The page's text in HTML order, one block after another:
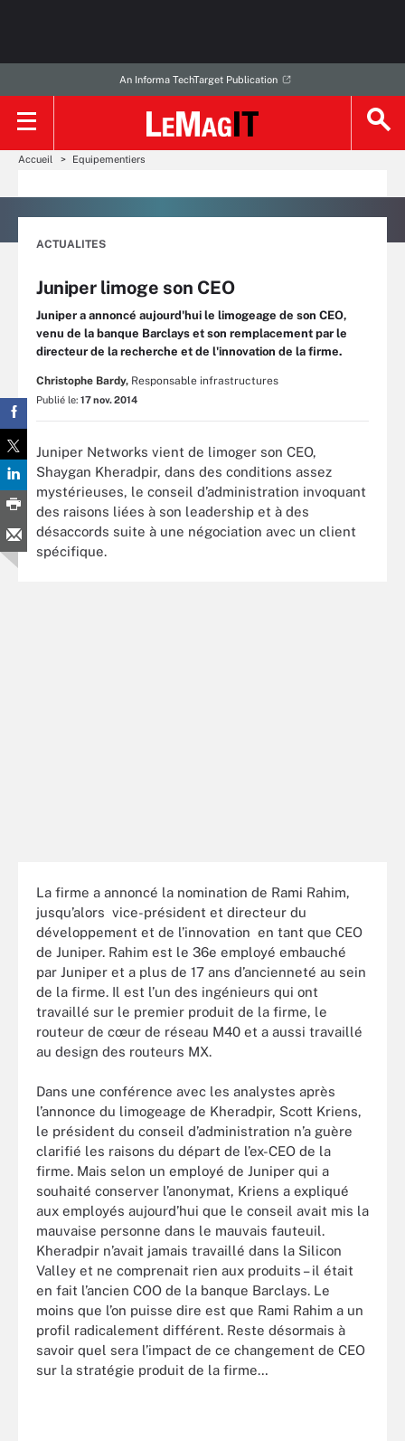
An Informa TechTarget Publication
Accueil Equipementiers
ACTUALITES
Juniper limoge son CEO
Juniper a annoncé aujourd'hui le limogeage de son CEO,
venu de la banque Barclays et son remplacement par le
directeur de la recherche et de l'innovation de la firme.
Christophe Bardy, Responsable infrastructures
Publié le: 17 nov. 2014
Juniper Networks vient de limoger son CEO,
Shaygan Kheradpir, dans des conditions assez
mystérieuses, le conseil d’administration invoquant
des raisons liées à son leadership et à des
désaccords suite à une négociation avec un client
spécifique.
La firme a annoncé la nomination de Rami Rahim,
jusqu’alors vice-président et directeur du
développement et de l’innovation en tant que CEO
de Juniper. Rahim est le 36e employé embauché
par Juniper et a plus de 17 ans d’ancienneté au sein
de la firme. Il est l’un des ingénieurs qui ont
travaillé sur le premier produit de la firme, le
routeur de cœur de réseau M40 et a aussi travaillé
au design des routeurs MX.
Dans une conférence avec les analystes après
l’annonce du limogeage de Kheradpir, Scott Kriens,
le président du conseil d’administration n’a guère
clarifié les raisons du départ de l’ex-CEO de la
firme. Mais selon un employé de Juniper qui a
souhaité conserver l’anonymat, Kriens a expliqué
aux employés aujourd’hui que le conseil avait mis la
mauvaise personne dans le mauvais fauteuil.
Kheradpir n’avait jamais travaillé dans la Silicon
Valley et ne comprenait rien aux produits – il était
en fait l’ancien COO de la banque Barclays. Le
moins que l’on puisse dire est que Rami Rahim a un
profil radicalement différent. Reste désormais à
savoir quel sera l’impact de ce changement de CEO
sur la stratégie produit de la firme…